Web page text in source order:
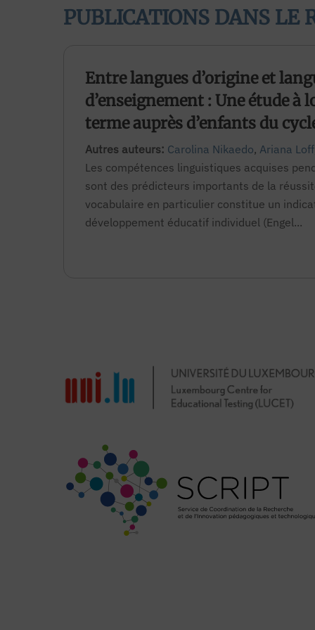
PUBLICATIONS DANS LE
Entre langues d’origine et
d’enseignement : Une étude à
terme auprès d’enfants du
Autres auteurs: Carolina Nikaedo, Ariana Loff
Les compétences linguistiques acquises
sont des prédicteurs importants de la
vocabulaire en particulier constitue un
développement éducatif individuel (Engel...